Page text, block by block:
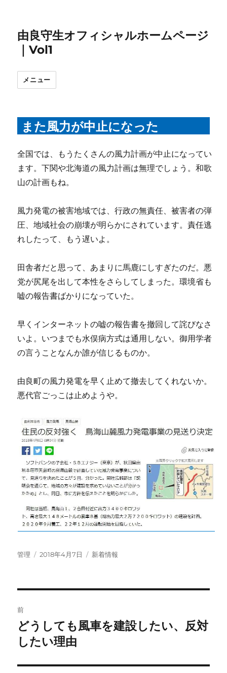
由良守生オフィシャルホームページ
｜Vol1
メニュー
また風力が中止になった
全国では、もうたくさんの風力計画が中止になってい
ます。下関や北海道の風力計画は無理でしょう。和歌
山の計画もね。
風力発電の被害地域では、行政の無責任、被害者の弾
圧、地域社会の崩壊が明らかにされています。責任逃
れしたって、もう遅いよ。
田舎者だと思って、あまりに馬鹿にしすぎたのだ。悪
党が尻尾を出して本性をさらしてしまった。環境省も
嘘の報告書ばかりになっていた。
早くインターネットの嘘の報告書を撤回して詫びなさ
いよ。いつまでも水俣病方式は通用しない。御用学者
の言うことなんか誰が信じるものか。
由良町の風力発電を早く止めて撤去してくれないか。
悪代官ごっこは止めようや。
投
管理
投
2018年4月7日
カ
新着情報
稿
ナ
ビ
前
前
の
稿:
どうしても風車を建設したい、反対
したい理由